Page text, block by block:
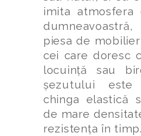
imita atmosfera
piesa de
cei care doresc
locuință sau
șezutului
chinga elastică
de mare
rezistența în timp.